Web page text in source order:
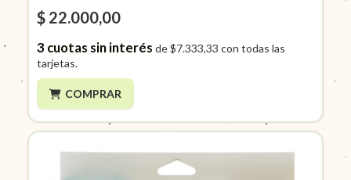
$ 22.000,00
3cuotas sin interés de$7.333,33 con todas las
tarjetas.
COMPRAR